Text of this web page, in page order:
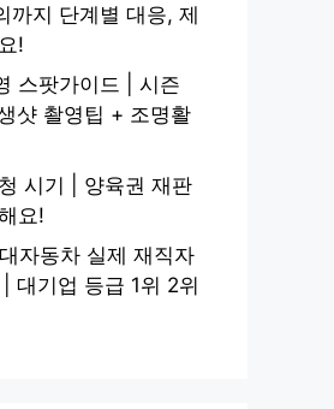
까지 단계별 대응, 제
!
스팟가이드 | 시즌
샷 촬영팁 + 조명활
시기 | 양육권 재판
요!
자동차 실제 재직자
대기업 등급 1위 2위